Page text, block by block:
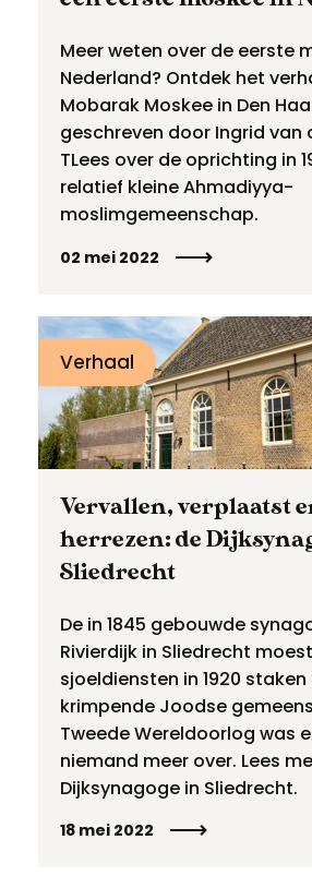
Meer weten over de eerste
Nederland? Ontdek het
Mobarak Moskee in Den
geschreven door Ingrid van
TLees over de oprichting in
relatief kleine Ahmadiyya-
moslimgemeenschap.
02 mei 2022
Vervallen, verplaatst
herrezen: de
Sliedrecht
De in 1845 gebouwde
Rivierdijk in Sliedrecht
sjoeldiensten in 1920
krimpende Joodse
Tweede Wereldoorlog was
niemand meer over. Lees
Dijksynagoge in Sliedrecht.
18 mei 2022
Verhaal